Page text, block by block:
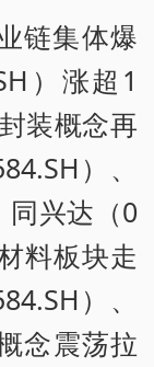
链集体爆
）涨超1
装概念再
）、
同兴达（0
料板块走
）、
念震荡拉